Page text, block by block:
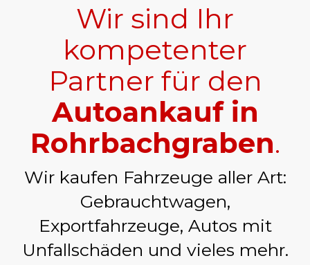
Wir sind Ihr
kompetenter
Partner für den
Autoankauf in
Rohrbachgraben.
Wir kaufen Fahrzeuge aller Art:
Gebrauchtwagen,
Exportfahrzeuge, Autos mit
Unfallschäden und vieles mehr.